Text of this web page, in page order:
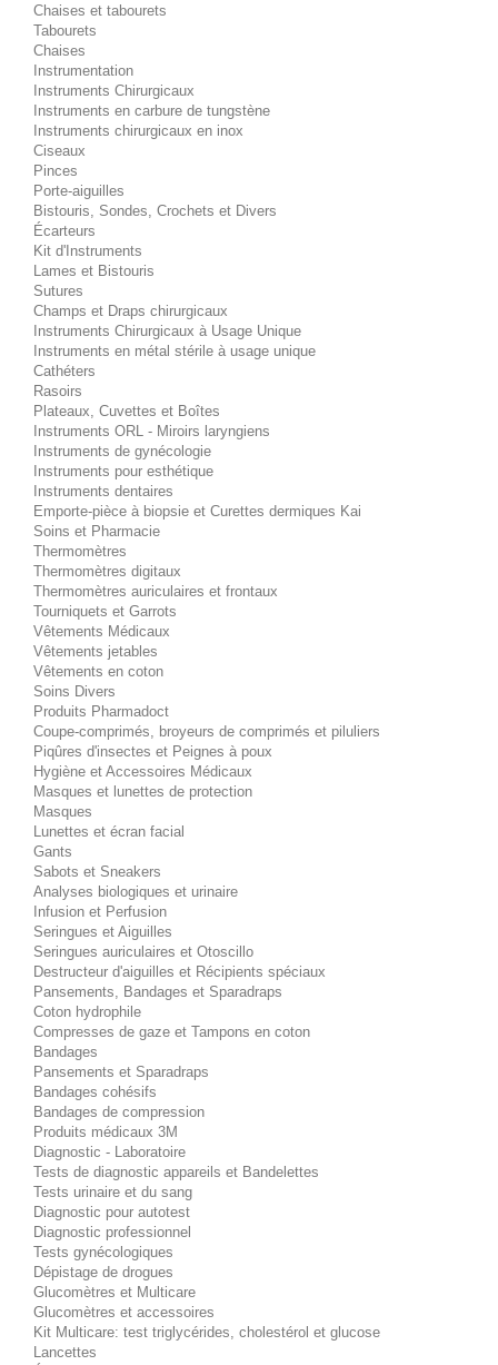
Chaises et tabourets
Tabourets
Chaises
Instrumentation
Instruments Chirurgicaux
Instruments en carbure de tungstène
Instruments chirurgicaux en inox
Ciseaux
Pinces
Porte-aiguilles
Bistouris, Sondes, Crochets et Divers
Écarteurs
Kit d'Instruments
Lames et Bistouris
Sutures
Champs et Draps chirurgicaux
Instruments Chirurgicaux à Usage Unique
Instruments en métal stérile à usage unique
Cathéters
Rasoirs
Plateaux, Cuvettes et Boîtes
Instruments ORL - Miroirs laryngiens
Instruments de gynécologie
Instruments pour esthétique
Instruments dentaires
Emporte-pièce à biopsie et Curettes dermiques Kai
Soins et Pharmacie
Thermomètres
Thermomètres digitaux
Thermomètres auriculaires et frontaux
Tourniquets et Garrots
Vêtements Médicaux
Vêtements jetables
Vêtements en coton
Soins Divers
Produits Pharmadoct
Coupe-comprimés, broyeurs de comprimés et piluliers
Piqûres d'insectes et Peignes à poux
Hygiène et Accessoires Médicaux
Masques et lunettes de protection
Masques
Lunettes et écran facial
Gants
Sabots et Sneakers
Analyses biologiques et urinaire
Infusion et Perfusion
Seringues et Aiguilles
Seringues auriculaires et Otoscillo
Destructeur d'aiguilles et Récipients spéciaux
Pansements, Bandages et Sparadraps
Coton hydrophile
Compresses de gaze et Tampons en coton
Bandages
Pansements et Sparadraps
Bandages cohésifs
Bandages de compression
Produits médicaux 3M
Diagnostic - Laboratoire
Tests de diagnostic appareils et Bandelettes
Tests urinaire et du sang
Diagnostic pour autotest
Diagnostic professionnel
Tests gynécologiques
Dépistage de drogues
Glucomètres et Multicare
Glucomètres et accessoires
Kit Multicare: test triglycérides, cholestérol et glucose
Lancettes